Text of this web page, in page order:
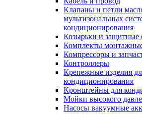
Клапаны и петли
мультизональных
кондиционирования
Козырьки и защитные
Комплекты
Компрессоры и
Контроллеры
Крепежные изделия
кондиционирования
Кронштейны для
Мойки высокого
Насосы вакуумные